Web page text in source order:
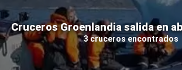
Cruceros Groenlandia salida en
3 cruceros encontrados
Nuestros destinos
Fecha de salida